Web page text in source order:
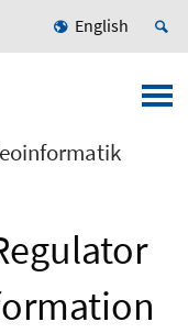
English